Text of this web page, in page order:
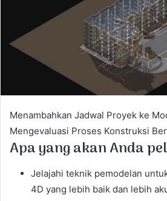
e
m
a
i
l
Menambahkan Jadwal Proyek ke
Mengevaluasi Proses Konstruksi
Apa yang akan Anda
Jelajahi teknik pemodelan
4D yang lebih baik dan lebih